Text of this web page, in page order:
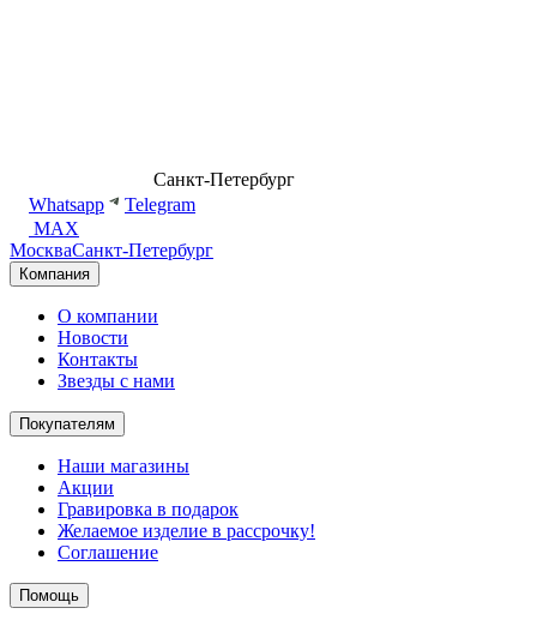
Санкт-Петербург
Whatsapp
Telegram
MAX
МоскваСанкт-Петербург
Компания
О компании
Новости
Контакты
Звезды с нами
Покупателям
Наши магазины
Акции
Гравировка в подарок
Желаемое изделие в рассрочку!
Соглашение
Помощь